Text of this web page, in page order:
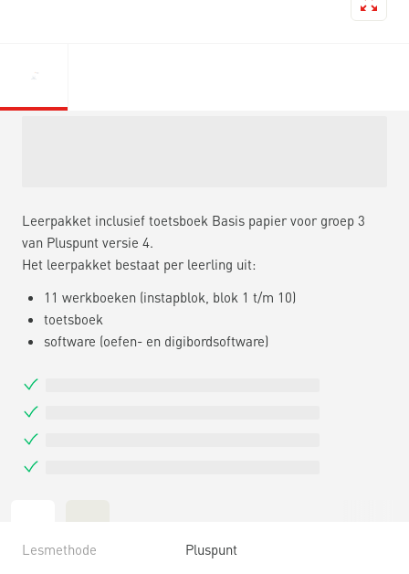
Leerpakket inclusief toetsboek Basis papier voor groep 3
van Pluspunt versie 4.
Het leerpakket bestaat per leerling uit:
11 werkboeken (instapblok, blok 1 t/m 10)
toetsboek
software (oefen- en digibordsoftware)
Lesmethode Pluspunt